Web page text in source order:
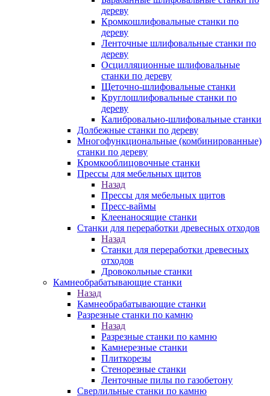
дереву
Кромкошлифовальные станки по
дереву
Ленточные шлифовальные станки по
дереву
Осцилляционные шлифовальные
станки по дереву
Щеточно-шлифовальные станки
Круглошлифовальные станки по
дереву
Калибровально-шлифовальные станки
Долбежные станки по дереву
Многофункциональные (комбинированные)
станки по дереву
Кромкооблицовочные станки
Прессы для мебельных щитов
Назад
Прессы для мебельных щитов
Пресс-ваймы
Клеенаносящие станки
Станки для переработки древесных отходов
Назад
Станки для переработки древесных
отходов
Дровокольные станки
Камнеобрабатывающие станки
Назад
Камнеобрабатывающие станки
Разрезные станки по камню
Назад
Разрезные станки по камню
Камнерезные станки
Плиткорезы
Стенорезные станки
Ленточные пилы по газобетону
Сверлильные станки по камню